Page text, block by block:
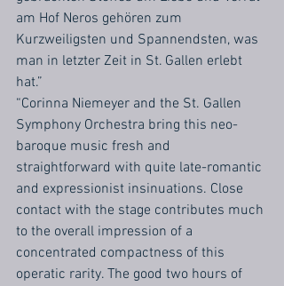
am Hof Neros gehören zum
Kurzweiligsten und Spannendsten, was
man in letzter Zeit in St. Gallen erlebt
hat.”
“Corinna Niemeyer and the St. Gallen
Symphony Orchestra bring this neo-
baroque music fresh and
straightforward with quite late-romantic
and expressionist insinuations. Close
contact with the stage contributes much
to the overall impression of a
concentrated compactness of this
operatic rarity. The good two hours of